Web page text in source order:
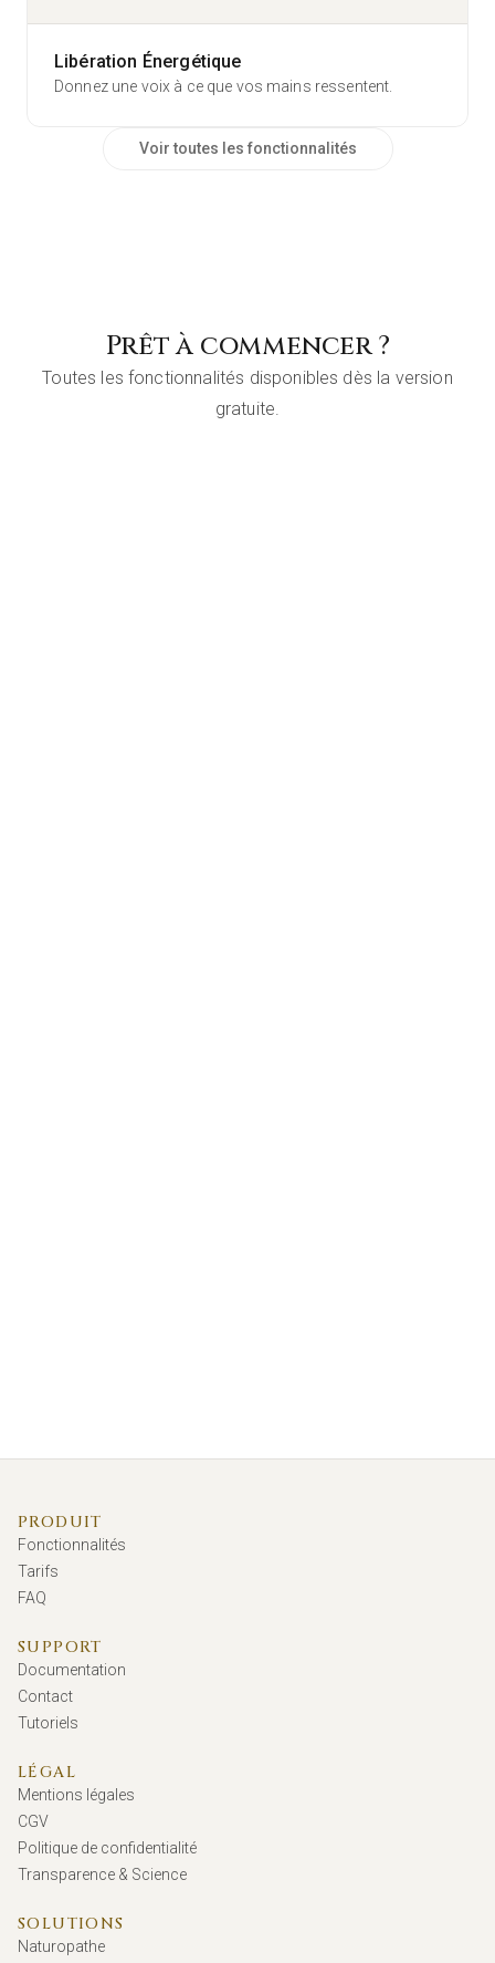
159
Libération Énergétique
Donnez une voix à ce que vos mains ressentent.
Voir toutes les fonctionnalités
Prêt à commencer ?
Toutes les fonctionnalités disponibles dès la version
gratuite.
PRODUIT
Fonctionnalités
Tarifs
FAQ
SUPPORT
Documentation
Contact
Tutoriels
LÉGAL
Mentions légales
CGV
Politique de confidentialité
Transparence & Science
SOLUTIONS
Naturopathe